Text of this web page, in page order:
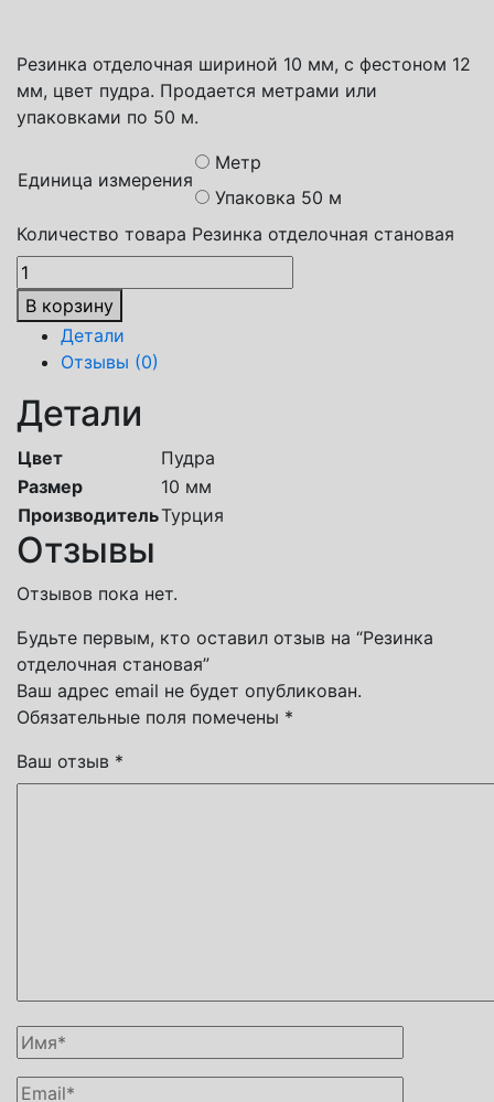
Резинка отделочная шириной 10 мм, с фестоном 12
мм, цвет пудра. Продается метрами или
упаковками по 50 м.
Единица измерения
Метр
Упаковка 50 м
Количество товара Резинка отделочная становая
В корзину
Детали
Отзывы (0)
Детали
Цвет
Пудра
Размер
10 мм
ПроизводительТурция
Отзывы
Отзывов пока нет.
Будьте первым, кто оставил отзыв на “Резинка
отделочная становая”
Ваш адрес email не будет опубликован.
Обязательные поля помечены *
Ваш отзыв *